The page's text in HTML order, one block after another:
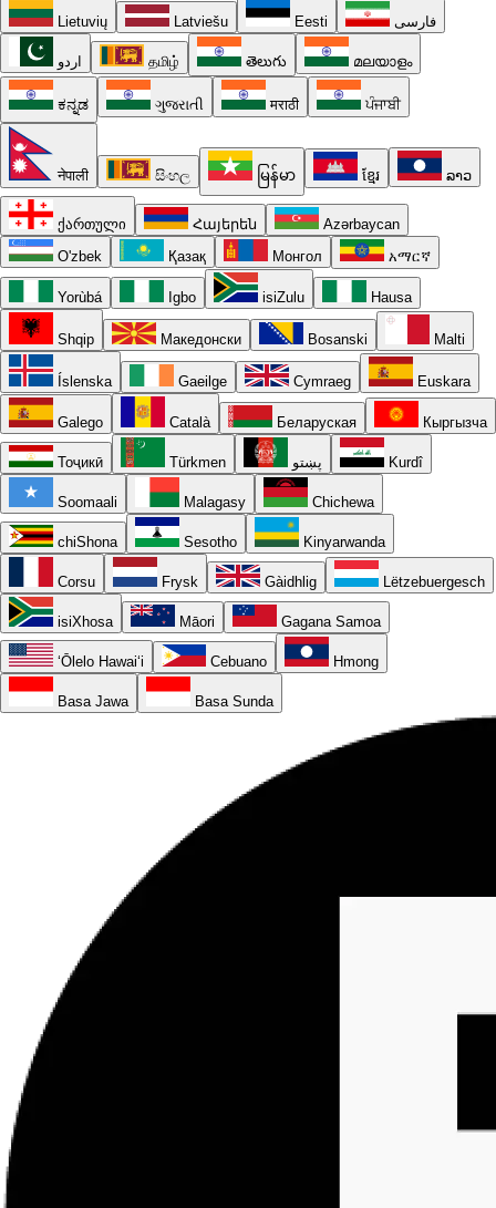
Lietuvių Latviešu Eesti فارسی
اردو தமிழ் తెలుగు മലയാളം
ಕನ್ನಡ ગુજરાતી मराठी ਪੰਜਾਬੀ
नेपाली සිංහල မြန်မာ ខ្មែរ ລາວ
ქართული Հայերեն
Azərbaycan
O'zbek
Қазақ Монгол አማርኛ
Yorùbá Igbo isiZulu Hausa
Shqip Македонски Bosanski Malti
Íslenska Gaeilge Cymraeg Euskara
Galego Català Беларуская Кыргызча
Тоҷикӣ Türkmen پښتو Kurdî
Soomaali Malagasy Chichewa
chiShona Sesotho Kinyarwanda
Corsu Frysk Gàidhlig Lëtzebuergesch
isiXhosa Māori Gagana Samoa
ʻŌlelo Hawaiʻi Cebuano Hmong
Basa Jawa Basa Sunda